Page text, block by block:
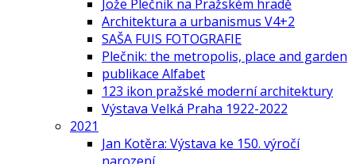
Jože Plečnik na Pražském hradě
Architektura a urbanismus V4+2
SAŠA FUIS FOTOGRAFIE
Plečnik: the metropolis, place and garden
publikace Alfabet
123 ikon pražské moderní architektury
Výstava Velká Praha 1922-2022
2021
Jan Kotěra: Výstava ke 150. výročí